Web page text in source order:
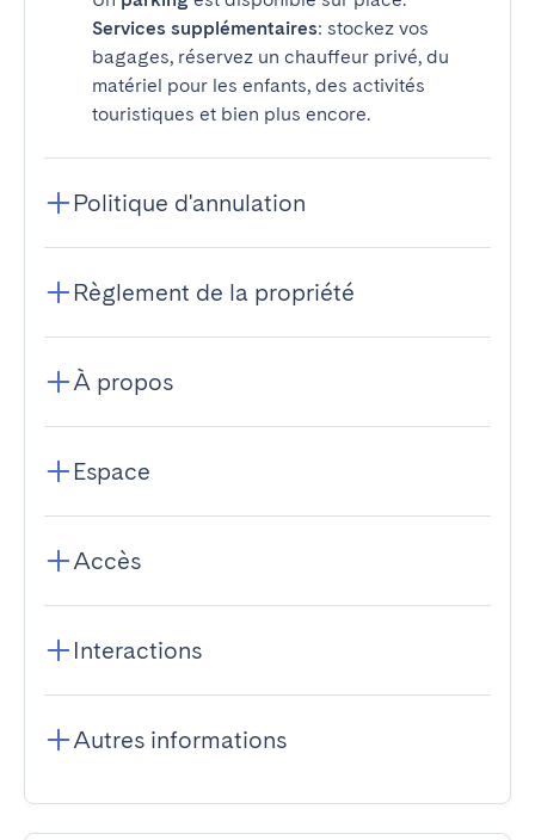
Services supplémentaires: stockez vos
bagages, réservez un chauffeur privé, du
matériel pour les enfants, des activités
touristiques et bien plus encore.
Politique d'annulation
Règlement de la propriété
À propos
Espace
Accès
Interactions
Autres informations